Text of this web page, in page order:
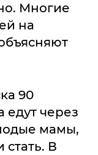
Многие
на
90
едут через
мамы,
стать. В